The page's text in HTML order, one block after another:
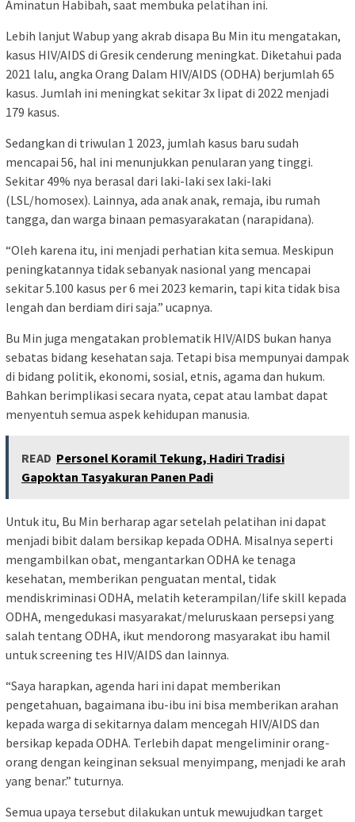
Aminatun Habibah, saat membuka pelatihan ini.
Lebih lanjut Wabup yang akrab disapa Bu Min itu mengatakan,
kasus HIV/AIDS di Gresik cenderung meningkat. Diketahui pada
2021 lalu, angka Orang Dalam HIV/AIDS (ODHA) berjumlah 65
kasus. Jumlah ini meningkat sekitar 3x lipat di 2022 menjadi
179 kasus.
Sedangkan di triwulan 1 2023, jumlah kasus baru sudah
mencapai 56, hal ini menunjukkan penularan yang tinggi.
Sekitar 49% nya berasal dari laki-laki sex laki-laki
(LSL/homosex). Lainnya, ada anak anak, remaja, ibu rumah
tangga, dan warga binaan pemasyarakatan (narapidana).
“Oleh karena itu, ini menjadi perhatian kita semua. Meskipun
peningkatannya tidak sebanyak nasional yang mencapai
sekitar 5.100 kasus per 6 mei 2023 kemarin, tapi kita tidak bisa
lengah dan berdiam diri saja.” ucapnya.
Bu Min juga mengatakan problematik HIV/AIDS bukan hanya
sebatas bidang kesehatan saja. Tetapi bisa mempunyai dampak
di bidang politik, ekonomi, sosial, etnis, agama dan hukum.
Bahkan berimplikasi secara nyata, cepat atau lambat dapat
menyentuh semua aspek kehidupan manusia.
READ Personel Koramil Tekung, Hadiri Tradisi
Gapoktan Tasyakuran Panen Padi
Untuk itu, Bu Min berharap agar setelah pelatihan ini dapat
menjadi bibit dalam bersikap kepada ODHA. Misalnya seperti
mengambilkan obat, mengantarkan ODHA ke tenaga
kesehatan, memberikan penguatan mental, tidak
mendiskriminasi ODHA, melatih keterampilan/life skill kepada
ODHA, mengedukasi masyarakat/meluruskaan persepsi yang
salah tentang ODHA, ikut mendorong masyarakat ibu hamil
untuk screening tes HIV/AIDS dan lainnya.
“Saya harapkan, agenda hari ini dapat memberikan
pengetahuan, bagaimana ibu-ibu ini bisa memberikan arahan
kepada warga di sekitarnya dalam mencegah HIV/AIDS dan
bersikap kepada ODHA. Terlebih dapat mengeliminir orang-
orang dengan keinginan seksual menyimpang, menjadi ke arah
yang benar.” tuturnya.
Semua upaya tersebut dilakukan untuk mewujudkan target